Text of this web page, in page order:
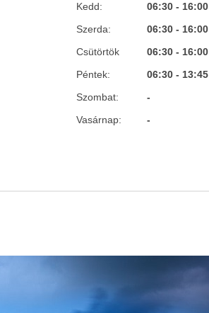
Kedd:
06:30 - 16:00
Szerda:
06:30 - 16:00
Csütörtök
06:30 - 16:00
Péntek:
06:30 - 13:45
Szombat:
-
Vasárnap:
-